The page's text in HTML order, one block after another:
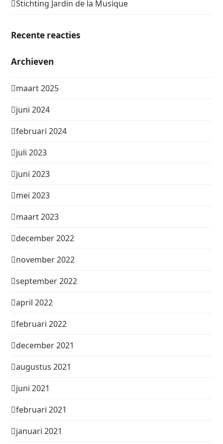
Stichting Jardin de la Musique
Recente reacties
Archieven
maart 2025
juni 2024
februari 2024
juli 2023
juni 2023
mei 2023
maart 2023
december 2022
november 2022
september 2022
april 2022
februari 2022
december 2021
augustus 2021
juni 2021
februari 2021
januari 2021